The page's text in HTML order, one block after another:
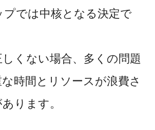
では中核となる決定で
くない場合、多くの問題
時間とリソースが浪費さ
ります。